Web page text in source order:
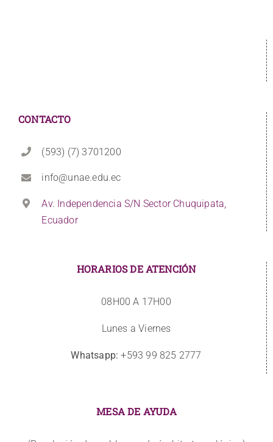
CONTACTO
(593) (7) 3701200
info@unae.edu.ec
Av. Independencia S/N Sector Chuquipata,
Ecuador
HORARIOS DE ATENCIÓN
08H00 A 17H00
Lunes a Viernes
Whatsapp: +593 99 825 2777
MESA DE AYUDA